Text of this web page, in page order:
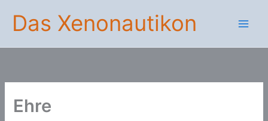
Inhalt
springen
Das Xenonautikon
Ehre